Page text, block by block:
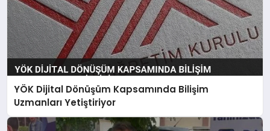
YÖK Dijital Dönüşüm Kapsamında Bilişim
Uzmanları Yetiştiriyor